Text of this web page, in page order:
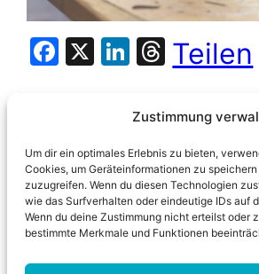
Zustimmung
Um dir ein optimales Erlebnis zu bieten,
Cookies, um Geräteinformationen zu
zuzugreifen. Wenn du diesen Technologien
wie das Surfverhalten oder eindeutige IDs auf
Wenn du deine Zustimmung nicht erteilst oder
bestimmte Merkmale und Funktionen
Facebook
X LinkedIn
Threads
Teilen